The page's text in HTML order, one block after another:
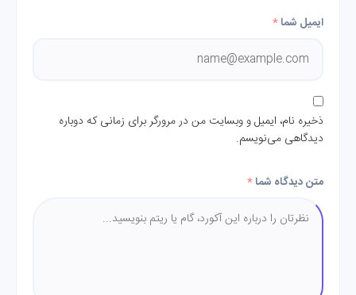
ایمیل شما*
ذخیره نام، ایمیل و وبسایت من در مرورگر برای زمانی که دوباره
دیدگاهی می‌نویسم.
متن دیدگاه شما*